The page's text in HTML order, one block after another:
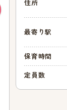
住所
最寄り駅
保育時間
定員数